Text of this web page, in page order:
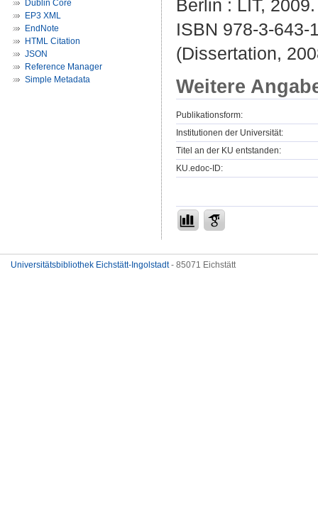
Dublin Core
EP3 XML
EndNote
HTML Citation
JSON
Reference Manager
Simple Metadata
Berlin : LIT,
ISBN 978-3-643-
(Dissertation,
Weitere
Publikationsform:
Institutionen der Universität:
Titel an der KU entstanden:
KU.edoc-ID:
Universitätsbibliothek Eichstätt-Ingolstadt- 85071 Eichstätt